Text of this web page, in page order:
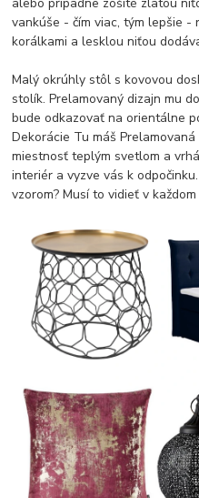
vankúše - čím viac, tým lepšie -
korálkami a lesklou niťou
Malý okrúhly stôl s kovovou
stolík. Prelamovaný dizajn mu
bude odkazovať na orientálne
Dekorácie Tu máš
miestnosť teplým svetlom a
interiér a vyzve vás k odpočinku.
vzorom? Musí to vidieť v